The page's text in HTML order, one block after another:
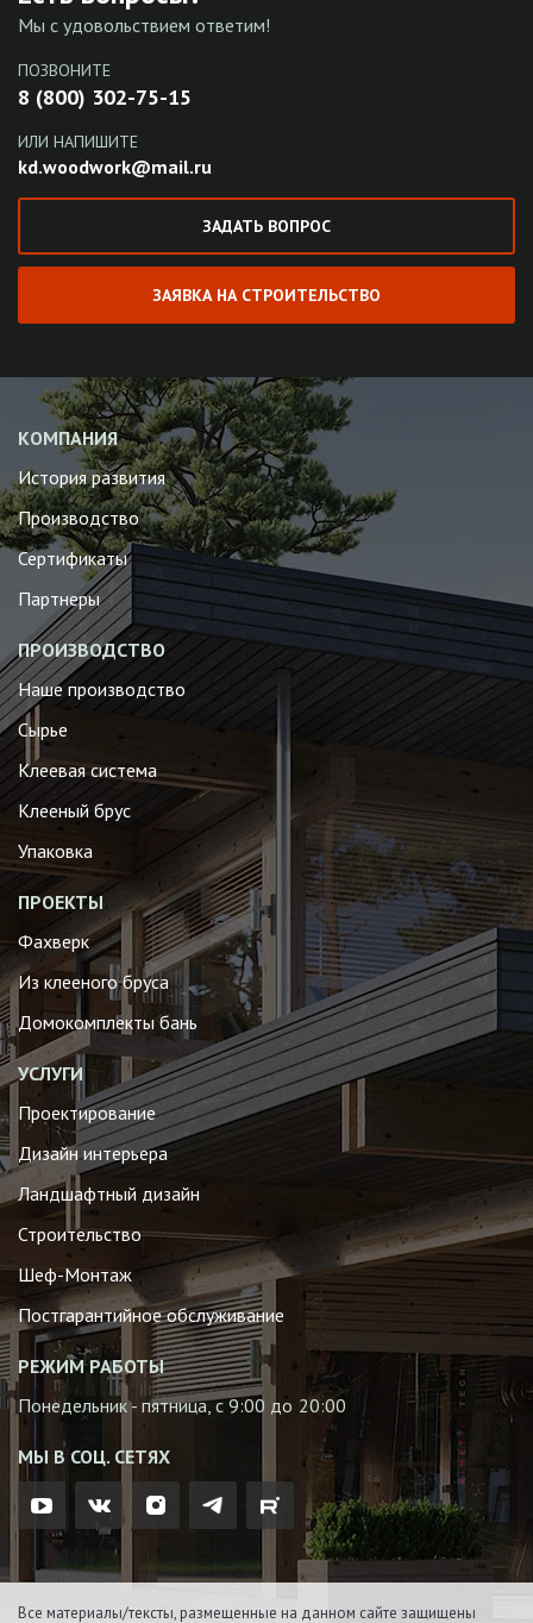
Мы с удовольствием ответим!
ПОЗВОНИТЕ
8 (800) 302-75-15
ИЛИ НАПИШИТЕ
kd.woodwork@mail.ru
ЗАДАТЬ ВОПРОС
ЗАЯВКА НА СТРОИТЕЛЬСТВО
КОМПАНИЯ
История развития
Производство
Сертификаты
Партнеры
ПРОИЗВОДСТВО
Наше производство
Сырье
Клеевая система
Клееный брус
Упаковка
ПРОЕКТЫ
Фахверк
Из клееного бруса
Домокомплекты бань
УСЛУГИ
Проектирование
Дизайн интерьера
Ландшафтный дизайн
Строительство
Шеф-Монтаж
Постгарантийное обслуживание
РЕЖИМ РАБОТЫ
Понедельник - пятница, с 9:00 до 20:00
МЫ В СОЦ. СЕТЯХ
Все материалы/тексты, размещенные на данном сайте защищены